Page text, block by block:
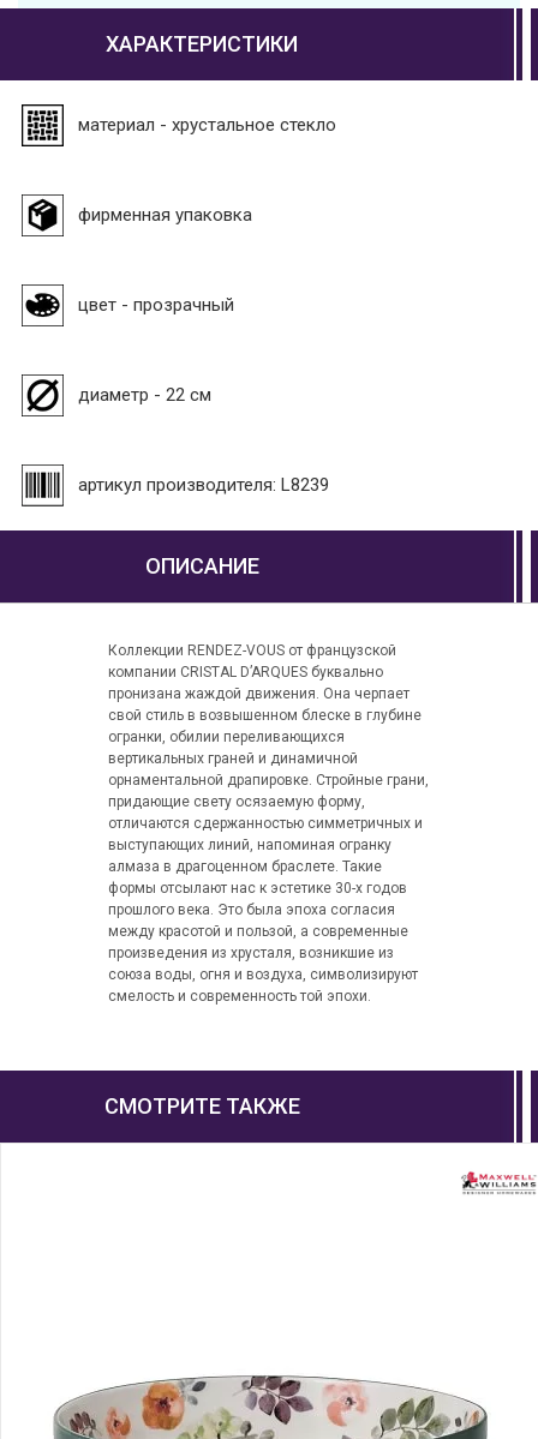
ХАРАКТЕРИСТИКИ
материал - хрустальное стекло
фирменная упаковка
цвет - прозрачный
диаметр - 22 см
артикул производителя: L8239
ОПИСАНИЕ
Коллекции RENDEZ-VOUS от французской
компании CRISTAL D’ARQUES буквально
пронизана жаждой движения. Она черпает
свой стиль в возвышенном блеске в глубине
огранки, обилии переливающихся
вертикальных граней и динамичной
орнаментальной драпировке. Стройные грани,
придающие свету осязаемую форму,
отличаются сдержанностью симметричных и
выступающих линий, напоминая огранку
алмаза в драгоценном браслете. Такие
формы отсылают нас к эстетике 30-х годов
прошлого века. Это была эпоха согласия
между красотой и пользой, а современные
произведения из хрусталя, возникшие из
союза воды, огня и воздуха, символизируют
смелость и современность той эпохи.
СМОТРИТЕ ТАКЖЕ